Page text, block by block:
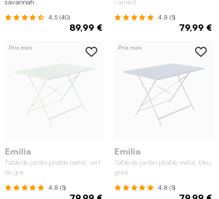
4.5 (40)
89,99 €
4.8 (5)
79,99 €
Prix mini
Emilia
Table de jardin pliable métal, vert
de gris
4.8 (5)
Prix mini
Emilia
Table de jardin pliable métal, bleu
grisé
4.8 (5)